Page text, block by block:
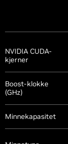
NVIDIA CUDA-
kjerner
Boost-klokke
(GHz)
Minnekapasitet